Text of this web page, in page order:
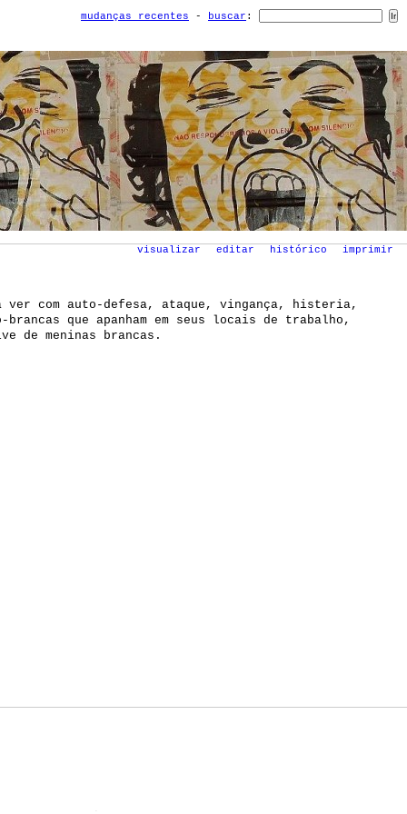
mudanças recentes - buscar :
visualizar editar histórico imprimir
ver com auto-defesa, ataque, vingança, histeria,
que apanham em seus locais de trabalho,
de meninas brancas.